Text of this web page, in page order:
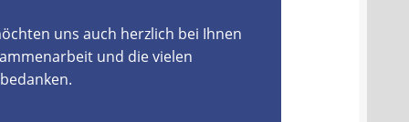
uns auch herzlich bei Ihnen
und die vielen